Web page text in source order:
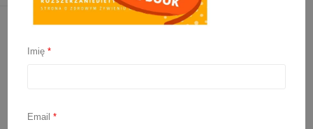
Imię*
Email*